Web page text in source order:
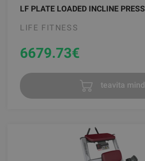
LF PLATE LOADED INCLINE PRESS
LIFE FITNESS
6679.73€
teavita mind